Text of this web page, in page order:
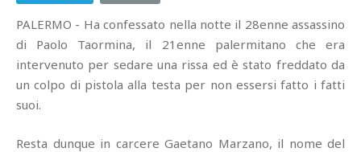
PALERMO - Ha confessato nella notte il 28enne assassino
di Paolo Taormina, il 21enne palermitano che era
intervenuto per sedare una rissa ed è stato freddato da
un colpo di pistola alla testa per non essersi fatto i fatti
suoi.
Resta dunque in carcere Gaetano Marzano, il nome del